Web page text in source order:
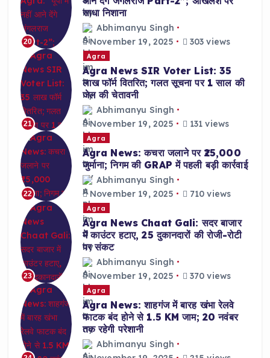
20
साधा निशाना
Abhimanyu Singh
November 19, 2025
303 views
21
Agra
Agra News SIR Voter List: 35
लाख फॉर्म वितरित; गलत सूचना पर 1 साल की
जेल की चेतावनी
Abhimanyu Singh
November 19, 2025
131 views
22
Agra
Agra News: कचरा जलाने पर ₹25,000
जुर्माना; निगम की GRAP में पहली बड़ी कार्रवाई
Abhimanyu Singh
November 19, 2025
710 views
23
Agra
Agra News Chaat Gali: सदर बाजार
में काउंटर हटाए, 25 दुकानदारों की रोजी-रोटी
पर संकट
Abhimanyu Singh
November 19, 2025
370 views
Agra
Agra News: शाहगंज में बारह खंभा रेलवे
फाटक बंद होने से 1.5 KM जाम; 20 नवंबर
तक रहेगी परेशानी
Abhimanyu Singh